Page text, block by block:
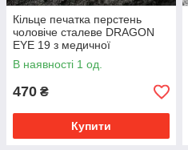
Кільце печатка перстень
чоловіче сталеве DRAGON
EYE 19 з медичної
неіржавної сталі з Чорним
каменем
В наявності 1 од.
470 ₴
Купити